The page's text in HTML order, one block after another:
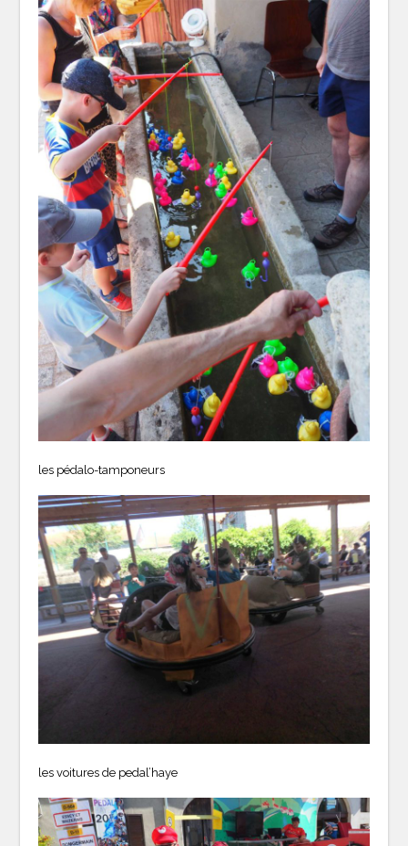
les pédalo-tamponeurs
les voitures de pedal’haye